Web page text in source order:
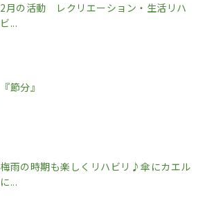
2月の活動 レクリエーション・生活リハ
ビ...
『節分』
梅雨の時期も楽しくリハビリ♪傘にカエル
に...